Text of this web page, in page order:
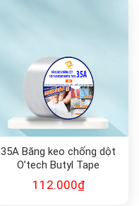
35A Băng keo chống dột
O’tech Butyl Tape
112.000₫